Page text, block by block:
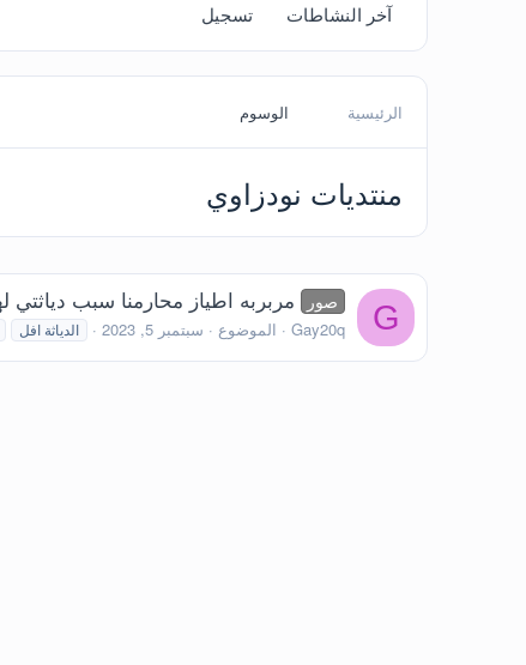
آخر النشاطات تسجيل
الرئيسية الوسوم
منتديات نودزاوي
G صور مربربه اطياز محارمنا سبب دياثتي
Gay20q الموضوع سبتمبر 5, 2023 الدياثة افل